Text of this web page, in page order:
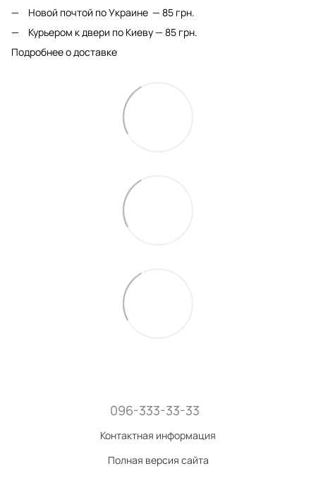
Новой почтой по Украине — 85 грн.
Курьером к двери по Киеву — 85 грн.
Подробнее о доставке
096-333-33-33
Контактная информация
Полная версия сайта